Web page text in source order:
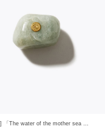
[amulette] 「The water of the mother sea that brings happiness」 aquamarine